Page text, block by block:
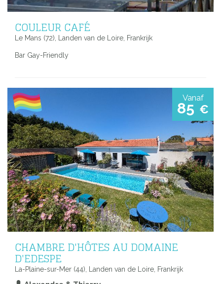
COULEUR CAFÉ
Le Mans (72), Landen van de Loire, Frankrijk
Bar Gay-Friendly
Vanaf
85 €
CHAMBRE D'HÔTES AU DOMAINE
D'EDESPE
La-Plaine-sur-Mer (44), Landen van de Loire, Frankrijk